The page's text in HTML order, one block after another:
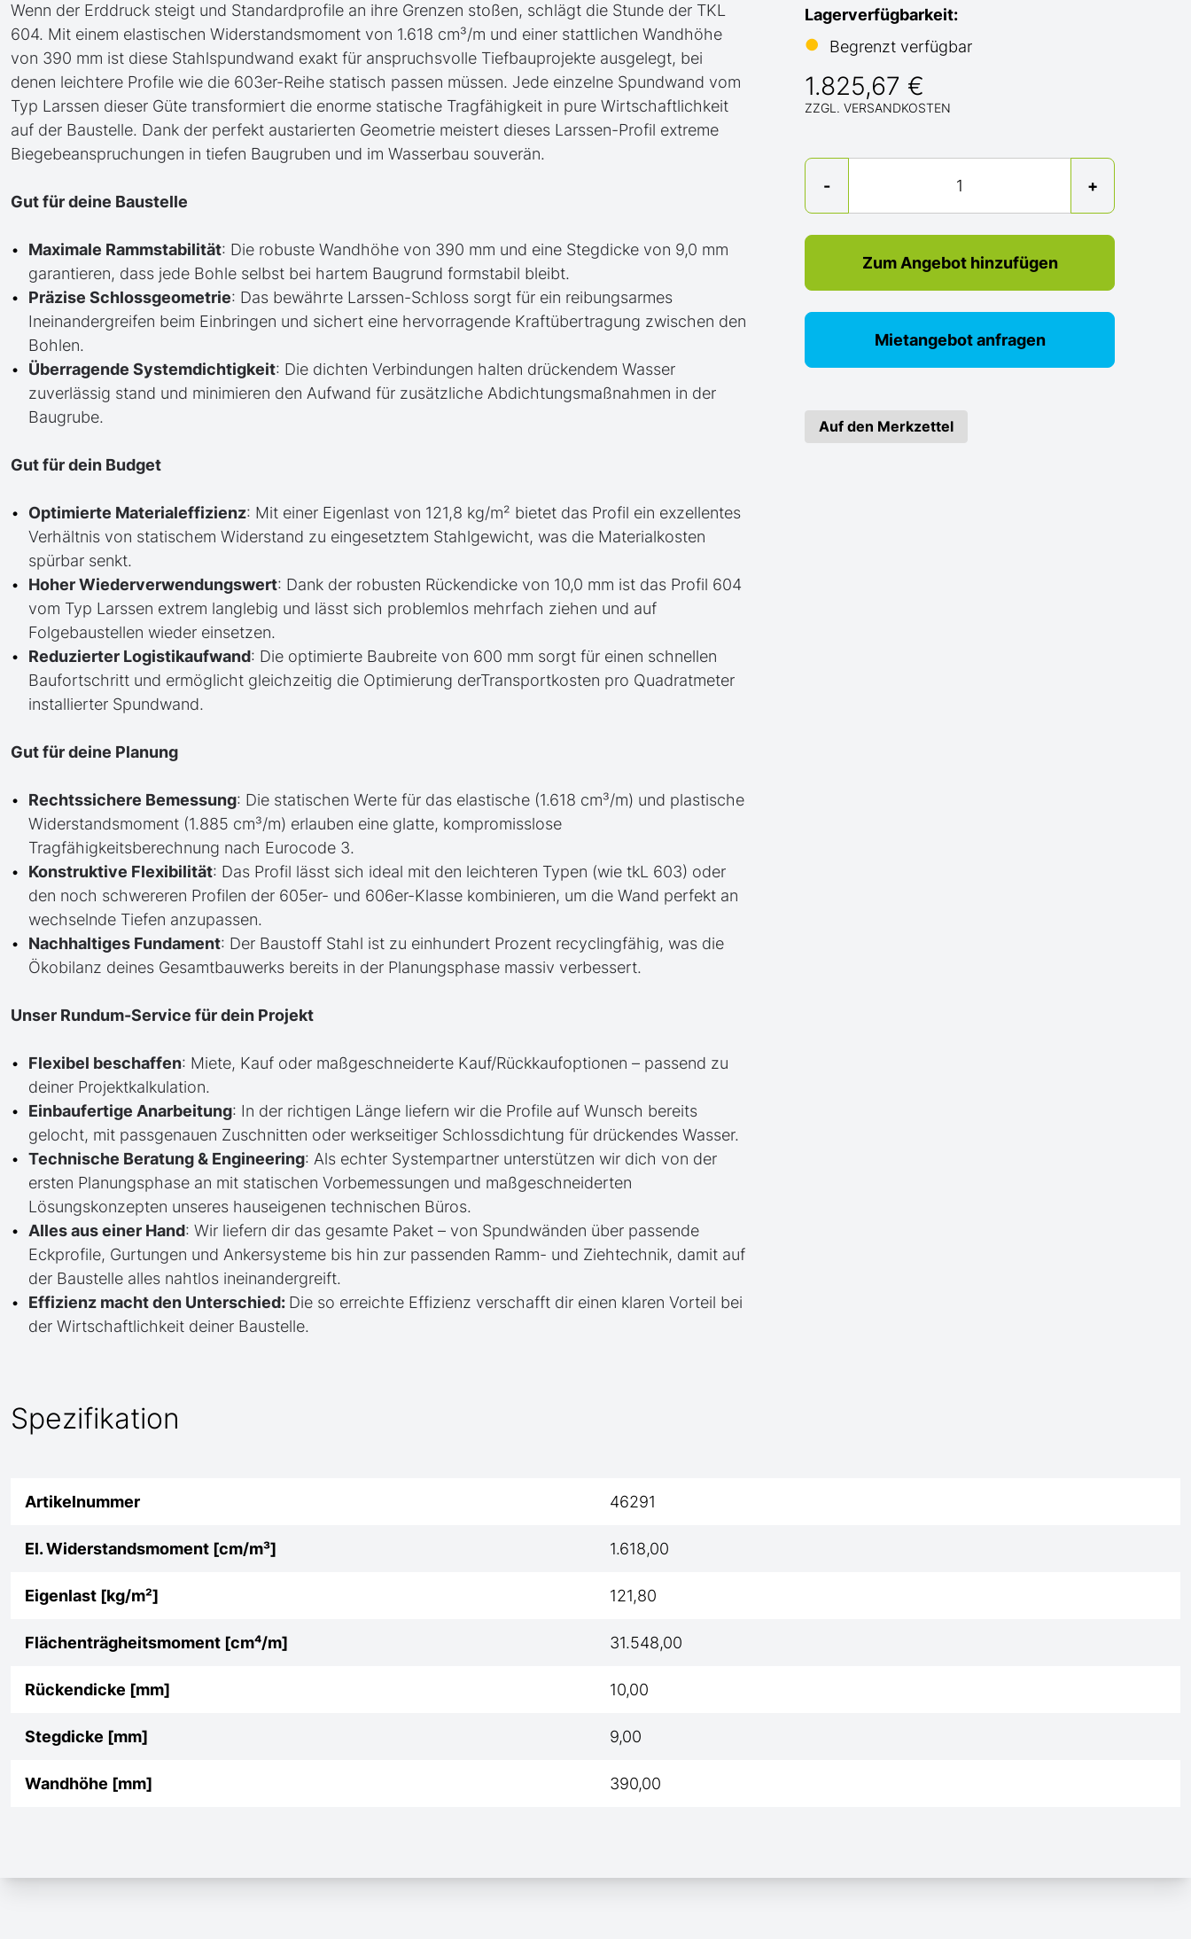
Wenn der Erddruck steigt und Standardprofile an ihre Grenzen stoßen, schlägt die Stunde der TKL
604. Mit einem elastischen Widerstandsmoment von 1.618 cm³/m und einer stattlichen Wandhöhe
von 390 mm ist diese Stahlspundwand exakt für anspruchsvolle Tiefbauprojekte ausgelegt, bei
denen leichtere Profile wie die 603er-Reihe statisch passen müssen. Jede einzelne Spundwand vom
Typ Larssen dieser Güte transformiert die enorme statische Tragfähigkeit in pure Wirtschaftlichkeit
auf der Baustelle. Dank der perfekt austarierten Geometrie meistert dieses Larssen-Profil extreme
Biegebeanspruchungen in tiefen Baugruben und im Wasserbau souverän.
Gut für deine Baustelle
Maximale Rammstabilität: Die robuste Wandhöhe von 390 mm und eine Stegdicke von 9,0 mm
garantieren, dass jede Bohle selbst bei hartem Baugrund formstabil bleibt.
Präzise Schlossgeometrie: Das bewährte Larssen-Schloss sorgt für ein reibungsarmes
Ineinandergreifen beim Einbringen und sichert eine hervorragende Kraftübertragung zwischen den
Bohlen.
Überragende Systemdichtigkeit: Die dichten Verbindungen halten drückendem Wasser
zuverlässig stand und minimieren den Aufwand für zusätzliche Abdichtungsmaßnahmen in der
Baugrube.
Gut für dein Budget
Optimierte Materialeffizienz: Mit einer Eigenlast von 121,8 kg/m² bietet das Profil ein exzellentes
Verhältnis von statischem Widerstand zu eingesetztem Stahlgewicht, was die Materialkosten
spürbar senkt.
Hoher Wiederverwendungswert: Dank der robusten Rückendicke von 10,0 mm ist das Profil 604
vom Typ Larssen extrem langlebig und lässt sich problemlos mehrfach ziehen und auf
Folgebaustellen wieder einsetzen.
Reduzierter Logistikaufwand: Die optimierte Baubreite von 600 mm sorgt für einen schnellen
Baufortschritt und ermöglicht gleichzeitig die Optimierung derTransportkosten pro Quadratmeter
installierter Spundwand.
Gut für deine Planung
Rechtssichere Bemessung: Die statischen Werte für das elastische (1.618 cm³/m) und plastische
Widerstandsmoment (1.885 cm³/m) erlauben eine glatte, kompromisslose
Tragfähigkeitsberechnung nach Eurocode 3.
Konstruktive Flexibilität: Das Profil lässt sich ideal mit den leichteren Typen (wie tkL 603) oder
den noch schwereren Profilen der 605er- und 606er-Klasse kombinieren, um die Wand perfekt an
wechselnde Tiefen anzupassen.
Nachhaltiges Fundament: Der Baustoff Stahl ist zu einhundert Prozent recyclingfähig, was die
Ökobilanz deines Gesamtbauwerks bereits in der Planungsphase massiv verbessert.
Unser Rundum-Service für dein Projekt
Flexibel beschaffen: Miete, Kauf oder maßgeschneiderte Kauf/Rückkaufoptionen – passend zu
deiner Projektkalkulation.
Einbaufertige Anarbeitung: In der richtigen Länge liefern wir die Profile auf Wunsch bereits
gelocht, mit passgenauen Zuschnitten oder werkseitiger Schlossdichtung für drückendes Wasser.
Technische Beratung & Engineering: Als echter Systempartner unterstützen wir dich von der
ersten Planungsphase an mit statischen Vorbemessungen und maßgeschneiderten
Lösungskonzepten unseres hauseigenen technischen Büros.
Alles aus einer Hand: Wir liefern dir das gesamte Paket – von Spundwänden über passende
Eckprofile, Gurtungen und Ankersysteme bis hin zur passenden Ramm- und Ziehtechnik, damit auf
der Baustelle alles nahtlos ineinandergreift.
Effizienz macht den Unterschied: Die so erreichte Effizienz verschafft dir einen klaren Vorteil bei
der Wirtschaftlichkeit deiner Baustelle.
Lagerverfügbarkeit:
●
Begrenzt verfügbar
1.825,67 €
ZZGL. VERSANDKOSTEN
-
Menge
+
Zum Angebot hinzufügen
Mietangebot anfragen
Auf den Merkzettel
Spezifikation
Artikelnummer 46291
El. Widerstandsmoment [cm/m³] 1.618,00
Eigenlast [kg/m²] 121,80
Flächenträgheitsmoment [cm⁴/m] 31.548,00
Rückendicke [mm] 10,00
Stegdicke [mm] 9,00
Wandhöhe [mm] 390,00